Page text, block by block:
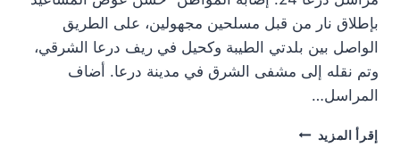
بإطلاق نار من قبل مسلحين مجهولين، على الطريق
الواصل بين بلدتي الطيبة وكحيل في ريف درعا الشرقي،
وتم نقله إلى مشفى الشرق في مدينة درعا. أضاف
المراسل…
إقرأ المزيد إصابة